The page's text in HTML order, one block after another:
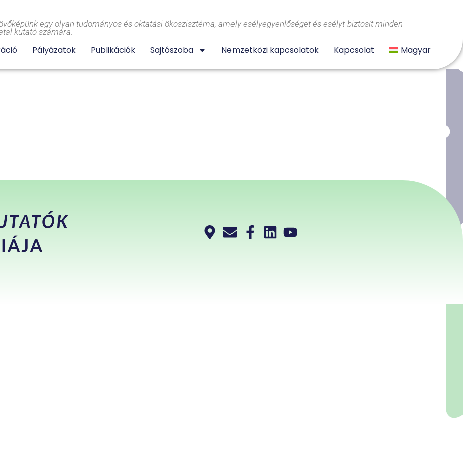
egy olyan tudományos és oktatási ökoszisztéma, amely esélyegyenlőséget és esélyt biztosít minden
kutató számára.
Pályázatok Publikációk Sajtószoba Nemzetközi kapcsolatok Kapcsolat Magyar